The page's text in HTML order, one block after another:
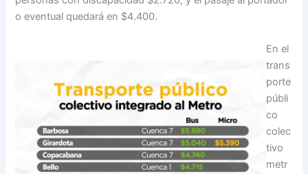
o eventual quedará en $4.400.
En el
trans
porte
públi
co
colec
tivo
metr